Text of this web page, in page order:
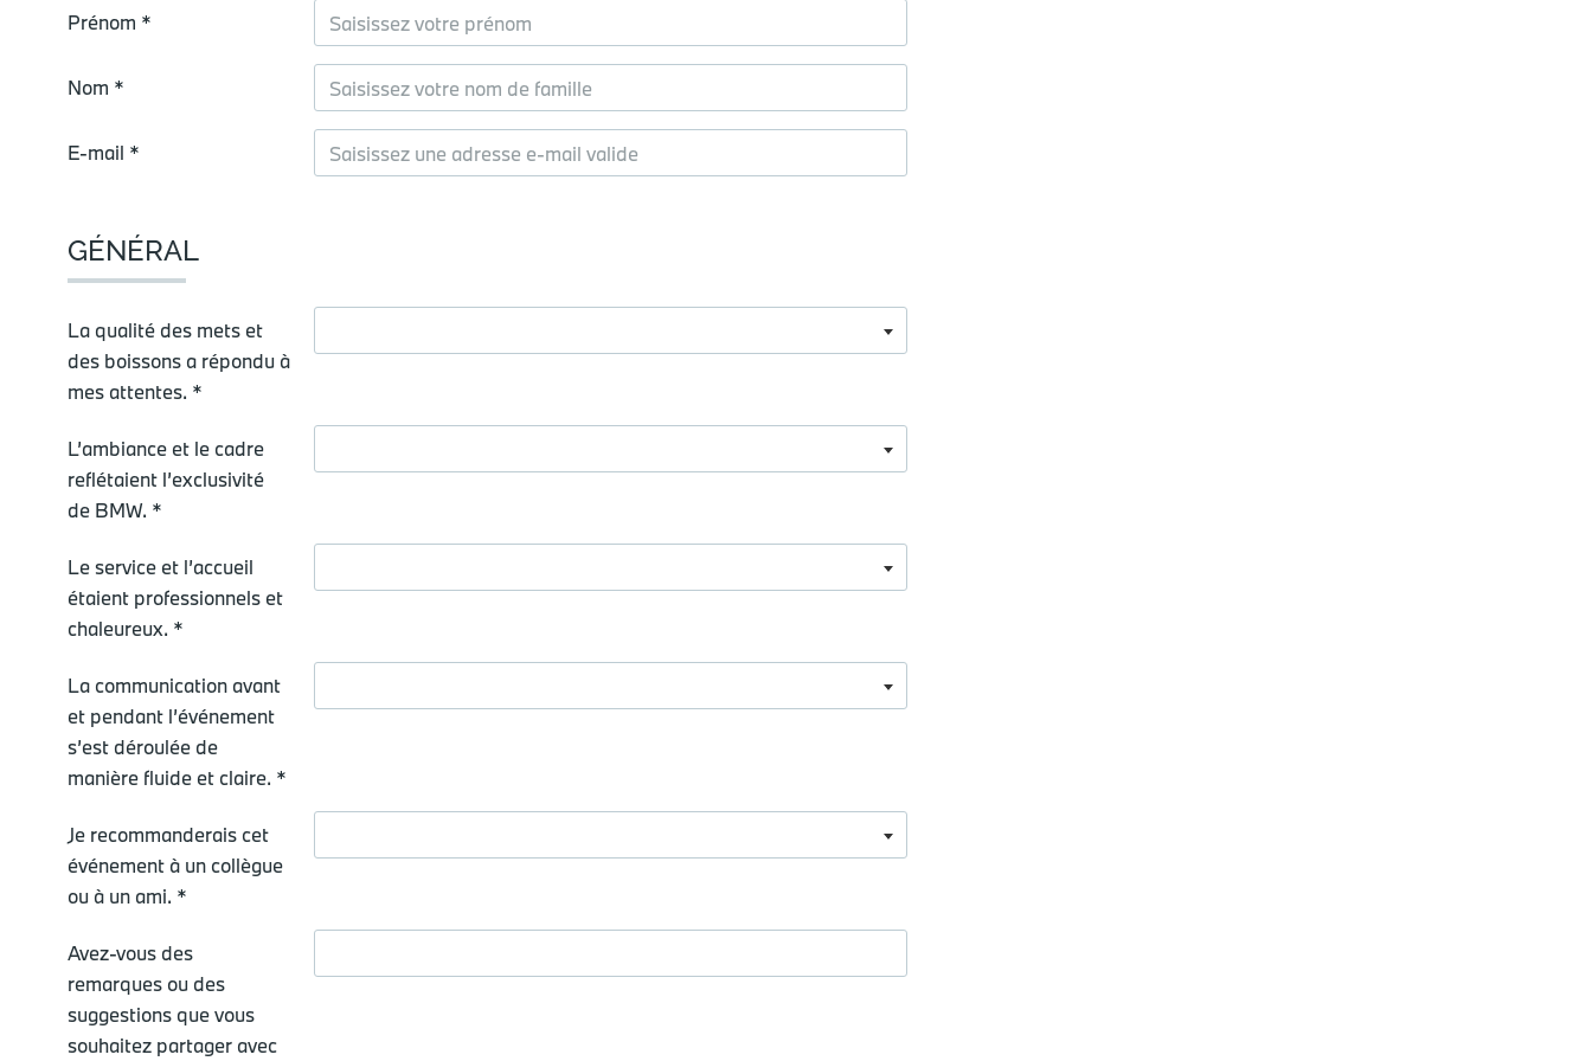
Prénom *
Nom *
E-mail *
GÉNÉRAL
La qualité des mets et
des boissons a répondu à
mes attentes. *
L’ambiance et le cadre
reflétaient l’exclusivité
de BMW. *
Le service et l’accueil
étaient professionnels et
chaleureux. *
La communication avant
et pendant l’événement
s’est déroulée de
manière fluide et claire. *
Je recommanderais cet
événement à un collègue
ou à un ami. *
Avez-vous des
remarques ou des
suggestions que vous
souhaitez partager avec